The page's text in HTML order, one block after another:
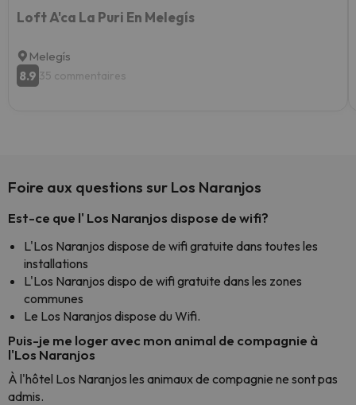
Loft A'ca La Puri En Melegís
Melegís
8.9 35 commentaires
Foire aux questions sur Los Naranjos
Est-ce que l' Los Naranjos dispose de wifi?
L'Los Naranjos dispose de wifi gratuite dans toutes les
installations
L'Los Naranjos dispo de wifi gratuite dans les zones
communes
Le Los Naranjos dispose du Wifi.
Puis-je me loger avec mon animal de compagnie à
l'Los Naranjos
À l'hôtel Los Naranjos les animaux de compagnie ne sont pas
admis.